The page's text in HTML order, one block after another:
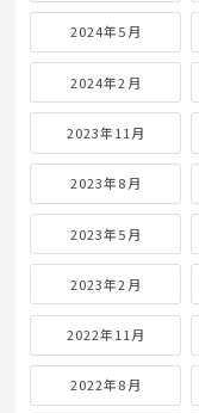
2024年5月
2024年2月
2023年11月
2023年8月
2023年5月
2023年2月
2022年11月
2022年8月